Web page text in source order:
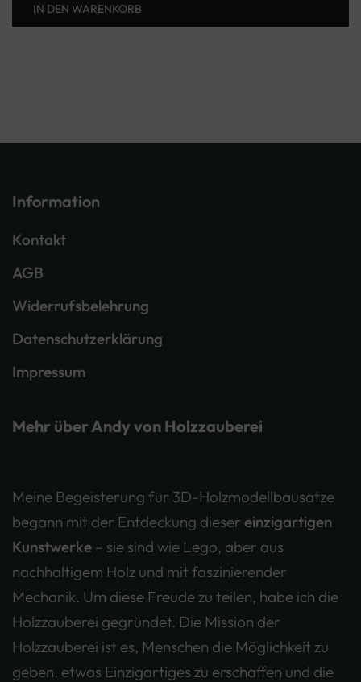
IN DEN WARENKORB
Information
Kontakt
AGB
Widerrufsbelehrung
Datenschutzerklärung
Impressum
Mehr über Andy von Holzzauberei
Meine Begeisterung für 3D-Holzmodellbausätze
begann mit der Entdeckung dieser einzigartigen
Kunstwerke – sie sind wie Lego, aber aus
nachhaltigem Holz und mit faszinierender
Mechanik. Um diese Freude zu teilen, habe ich die
Holzzauberei gegründet. Die Mission der
Holzzauberei ist es, Menschen die Möglichkeit zu
geben, etwas Einzigartiges zu erschaffen und die